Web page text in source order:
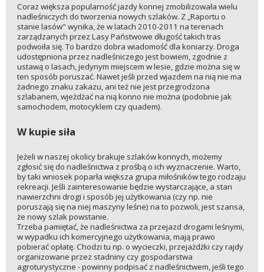
Coraz większa popularność jazdy konnej zmobilizowała wielu
nadleśniczych do tworzenia nowych szlaków. Z „Raportu o
stanie lasów" wynika, że w latach 2010-2011 na terenach
zarządzanych przez Lasy Państwowe długość takich tras
podwoiła się. To bardzo dobra wiadomość dla koniarzy. Droga
udostępniona przez nadleśniczego jest bowiem, zgodnie z
ustawą o lasach, jedynym miejscem w lesie, gdzie można się w
ten sposób poruszać. Nawet jeśli przed wjazdem na nią nie ma
żadnego znaku zakazu, ani też nie jest przegrodzona
szlabanem, wjeżdżać na nią konno nie można (podobnie jak
samochodem, motocyklem czy quadem).
W kupie siła
Jeżeli w naszej okolicy brakuje szlaków konnych, możemy
zgłosić się do nadleśnictwa z prośbą o ich wyznaczenie. Warto,
by taki wniosek poparła większa grupa miłośników tego rodzaju
rekreacji. Jeśli zainteresowanie będzie wystarczające, a stan
nawierzchni drogi i sposób jej użytkowania (czy np. nie
poruszają się na niej maszyny leśne) na to pozwoli, jest szansa,
że nowy szlak powstanie.
Trzeba pamiętać, że nadleśnictwa za przejazd drogami leśnymi,
w wypadku ich komercyjnego użytkowania, mają prawo
pobierać opłatę. Chodzi tu np. o wycieczki, przejażdżki czy rajdy
organizowane przez stadniny czy gospodarstwa
agroturystyczne - powinny podpisać z nadleśnictwem, jeśli tego